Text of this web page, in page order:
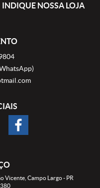
INDIQUE NOSSA LOJA
Vicente, Campo Largo- PR